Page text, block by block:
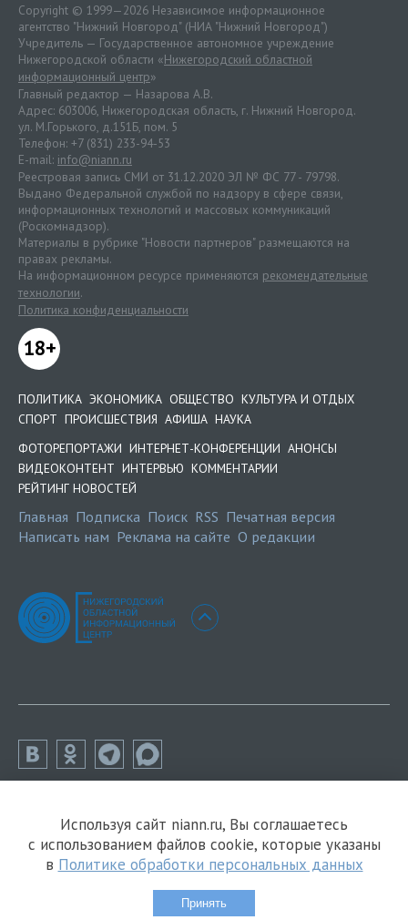
Copyright © 1999—2026 Независимое информационное
агентство "Нижний Новгород" (НИА "Нижний Новгород")
Учредитель — Государственное автономное учреждение
Нижегородской области «Нижегородский областной
информационный центр»
Главный редактор — Назарова А.В.
Адрес: 603006, Нижегородская область, г. Нижний Новгород.
ул. М.Горького, д.151Б, пом. 5
Телефон: +7 (831) 233-94-53
E-mail: info@niann.ru
Реестровая запись СМИ от 31.12.2020 ЭЛ № ФС 77 - 79798.
Выдано Федеральной службой по надзору в сфере связи,
информационных технологий и массовых коммуникаций
(Роскомнадзор).
Материалы в рубрике "Новости партнеров" размещаются на
правах рекламы.
На информационном ресурсе применяются рекомендательные
технологии.
Политика конфиденциальности
18+
ПОЛИТИКА ЭКОНОМИКА ОБЩЕСТВО КУЛЬТУРА И ОТДЫХ
СПОРТ ПРОИСШЕСТВИЯ АФИША НАУКА
ФОТОРЕПОРТАЖИ ИНТЕРНЕТ-КОНФЕРЕНЦИИ АНОНСЫ
ВИДЕОКОНТЕНТ ИНТЕРВЬЮ КОММЕНТАРИИ
РЕЙТИНГ НОВОСТЕЙ
Главная Подписка Поиск RSS Печатная версия
Написать нам Реклама на сайте О редакции
Используя сайт niann.ru, Вы соглашаетесь
с использованием файлов cookie, которые указаны
в Политике обработки персональных данных
Принять